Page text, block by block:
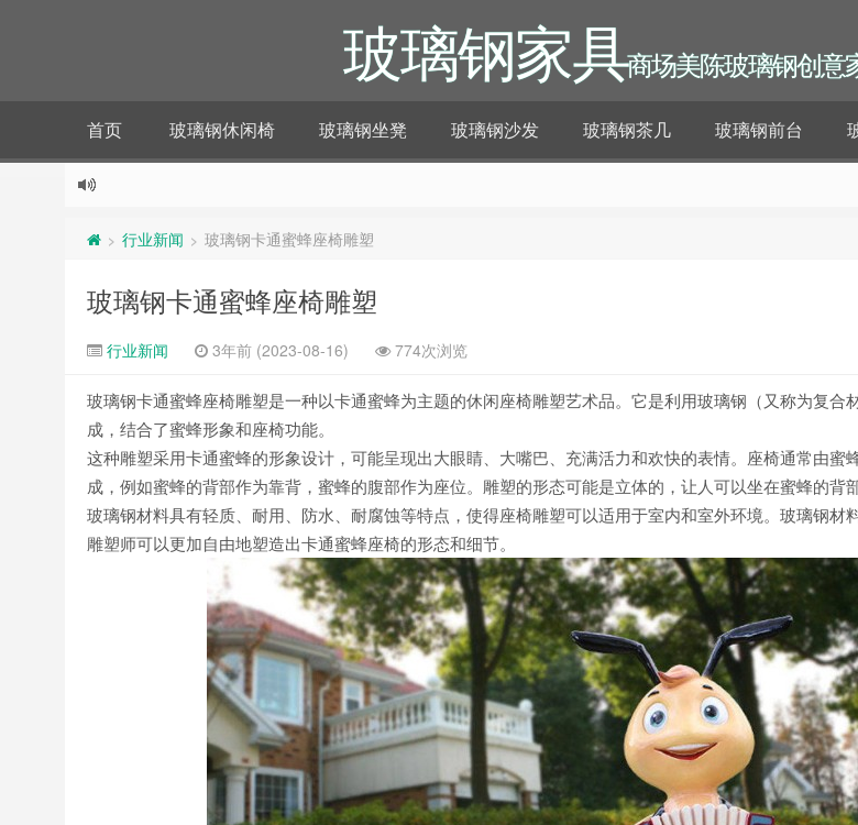
玻璃钢家具商场美陈玻璃钢创意
首页 玻璃钢休闲椅 玻璃钢坐凳 玻璃钢沙发 玻璃钢茶几 玻璃钢前台
> 行业新闻 > 玻璃钢卡通蜜蜂座椅雕塑
玻璃钢卡通蜜蜂座椅雕塑
行业新闻 3年前 (2023-08-16) 774次浏览
玻璃钢卡通蜜蜂座椅雕塑是一种以卡通蜜蜂为主题的休闲座椅雕塑艺术品。它是利用玻璃钢（又称为复合
成，结合了蜜蜂形象和座椅功能。
这种雕塑采用卡通蜜蜂的形象设计，可能呈现出大眼睛、大嘴巴、充满活力和欢快的表情。座椅通常由蜜
成，例如蜜蜂的背部作为靠背，蜜蜂的腹部作为座位。雕塑的形态可能是立体的，让人可以坐在蜜蜂的背部
玻璃钢材料具有轻质、耐用、防水、耐腐蚀等特点，使得座椅雕塑可以适用于室内和室外环境。玻璃钢材
雕塑师可以更加自由地塑造出卡通蜜蜂座椅的形态和细节。